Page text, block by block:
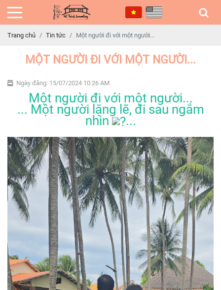
Trang chủ Tin tức Một người đi với một người...
MỘT NGƯỜI ĐI VỚI MỘT NGƯỜI...
Ngày đăng: 15/07/2024 10:26 AM
Một người đi với một người...
... Một người lặng lẽ, đi sau ngắm
nhìn ...